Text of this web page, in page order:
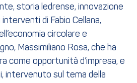
storia ledrense, innovazione
di Fabio Cellana,
circolare e
Massimiliano Rosa, che ha
come opportunità d’impresa, e
intervenuto sul tema della